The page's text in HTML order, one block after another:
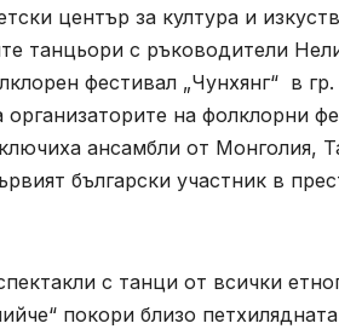
център за култура и
танцьори с ръководители
фестивал „Чунхянг“ в
на фолклорни
ансамбли от Монголия,
български участник в
с танци от всички
покори близо